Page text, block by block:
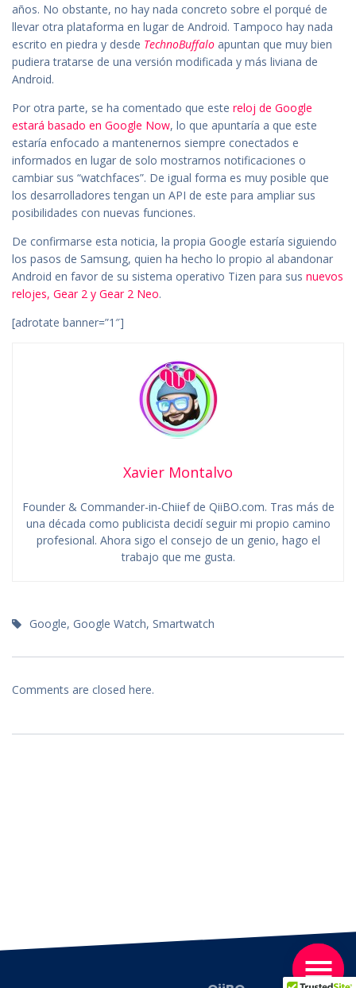
años. No obstante, no hay nada concreto sobre el porqué de
llevar otra plataforma en lugar de Android. Tampoco hay nada
escrito en piedra y desde TechnoBuffalo apuntan que muy bien
pudiera tratarse de una versión modificada y más liviana de
Android.
Por otra parte, se ha comentado que este reloj de Google
estará basado en Google Now, lo que apuntaría a que este
estaría enfocado a mantenernos siempre conectados e
informados en lugar de solo mostrarnos notificaciones o
cambiar sus “watchfaces”. De igual forma es muy posible que
los desarrolladores tengan un API de este para ampliar sus
posibilidades con nuevas funciones.
De confirmarse esta noticia, la propia Google estaría siguiendo
los pasos de Samsung, quien ha hecho lo propio al abandonar
Android en favor de su sistema operativo Tizen para sus nuevos
relojes, Gear 2 y Gear 2 Neo.
[adrotate banner=”1″]
Xavier Montalvo
Founder & Commander-in-Chiief de QiiBO.com. Tras más de
una década como publicista decidí seguir mi propio camino
profesional. Ahora sigo el consejo de un genio, hago el
trabajo que me gusta.
Google, Google Watch, Smartwatch
Comments are closed here.